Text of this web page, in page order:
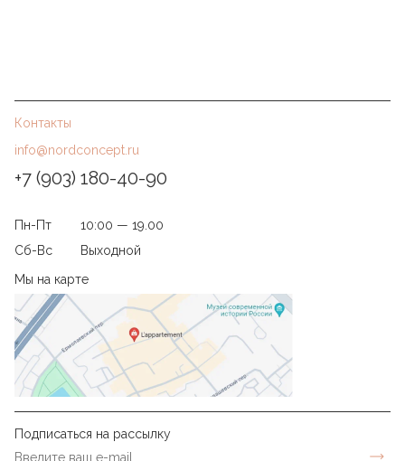
Контакты
info@nordconcept.ru
+7 (903) 180-40-90
Пн-Пт
10:00 — 19.00
Сб-Вс
Выходной
Мы на карте
Подписаться на рассылку